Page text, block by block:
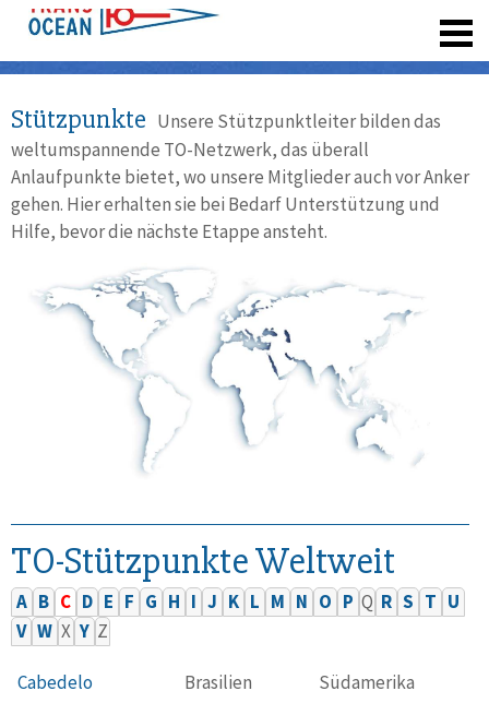
Stützpunkte Unsere Stützpunktleiter bilden das
weltumspannende TO-Netzwerk, das überall
Anlaufpunkte bietet, wo unsere Mitglieder auch vor Anker
gehen. Hier erhalten sie bei Bedarf Unterstützung und
Hilfe, bevor die nächste Etappe ansteht.
TO-Stützpunkte Weltweit
A B C D E F G H I J K L M N O P Q R S T U
V W X Y Z
Cabedelo Brasilien Südamerika